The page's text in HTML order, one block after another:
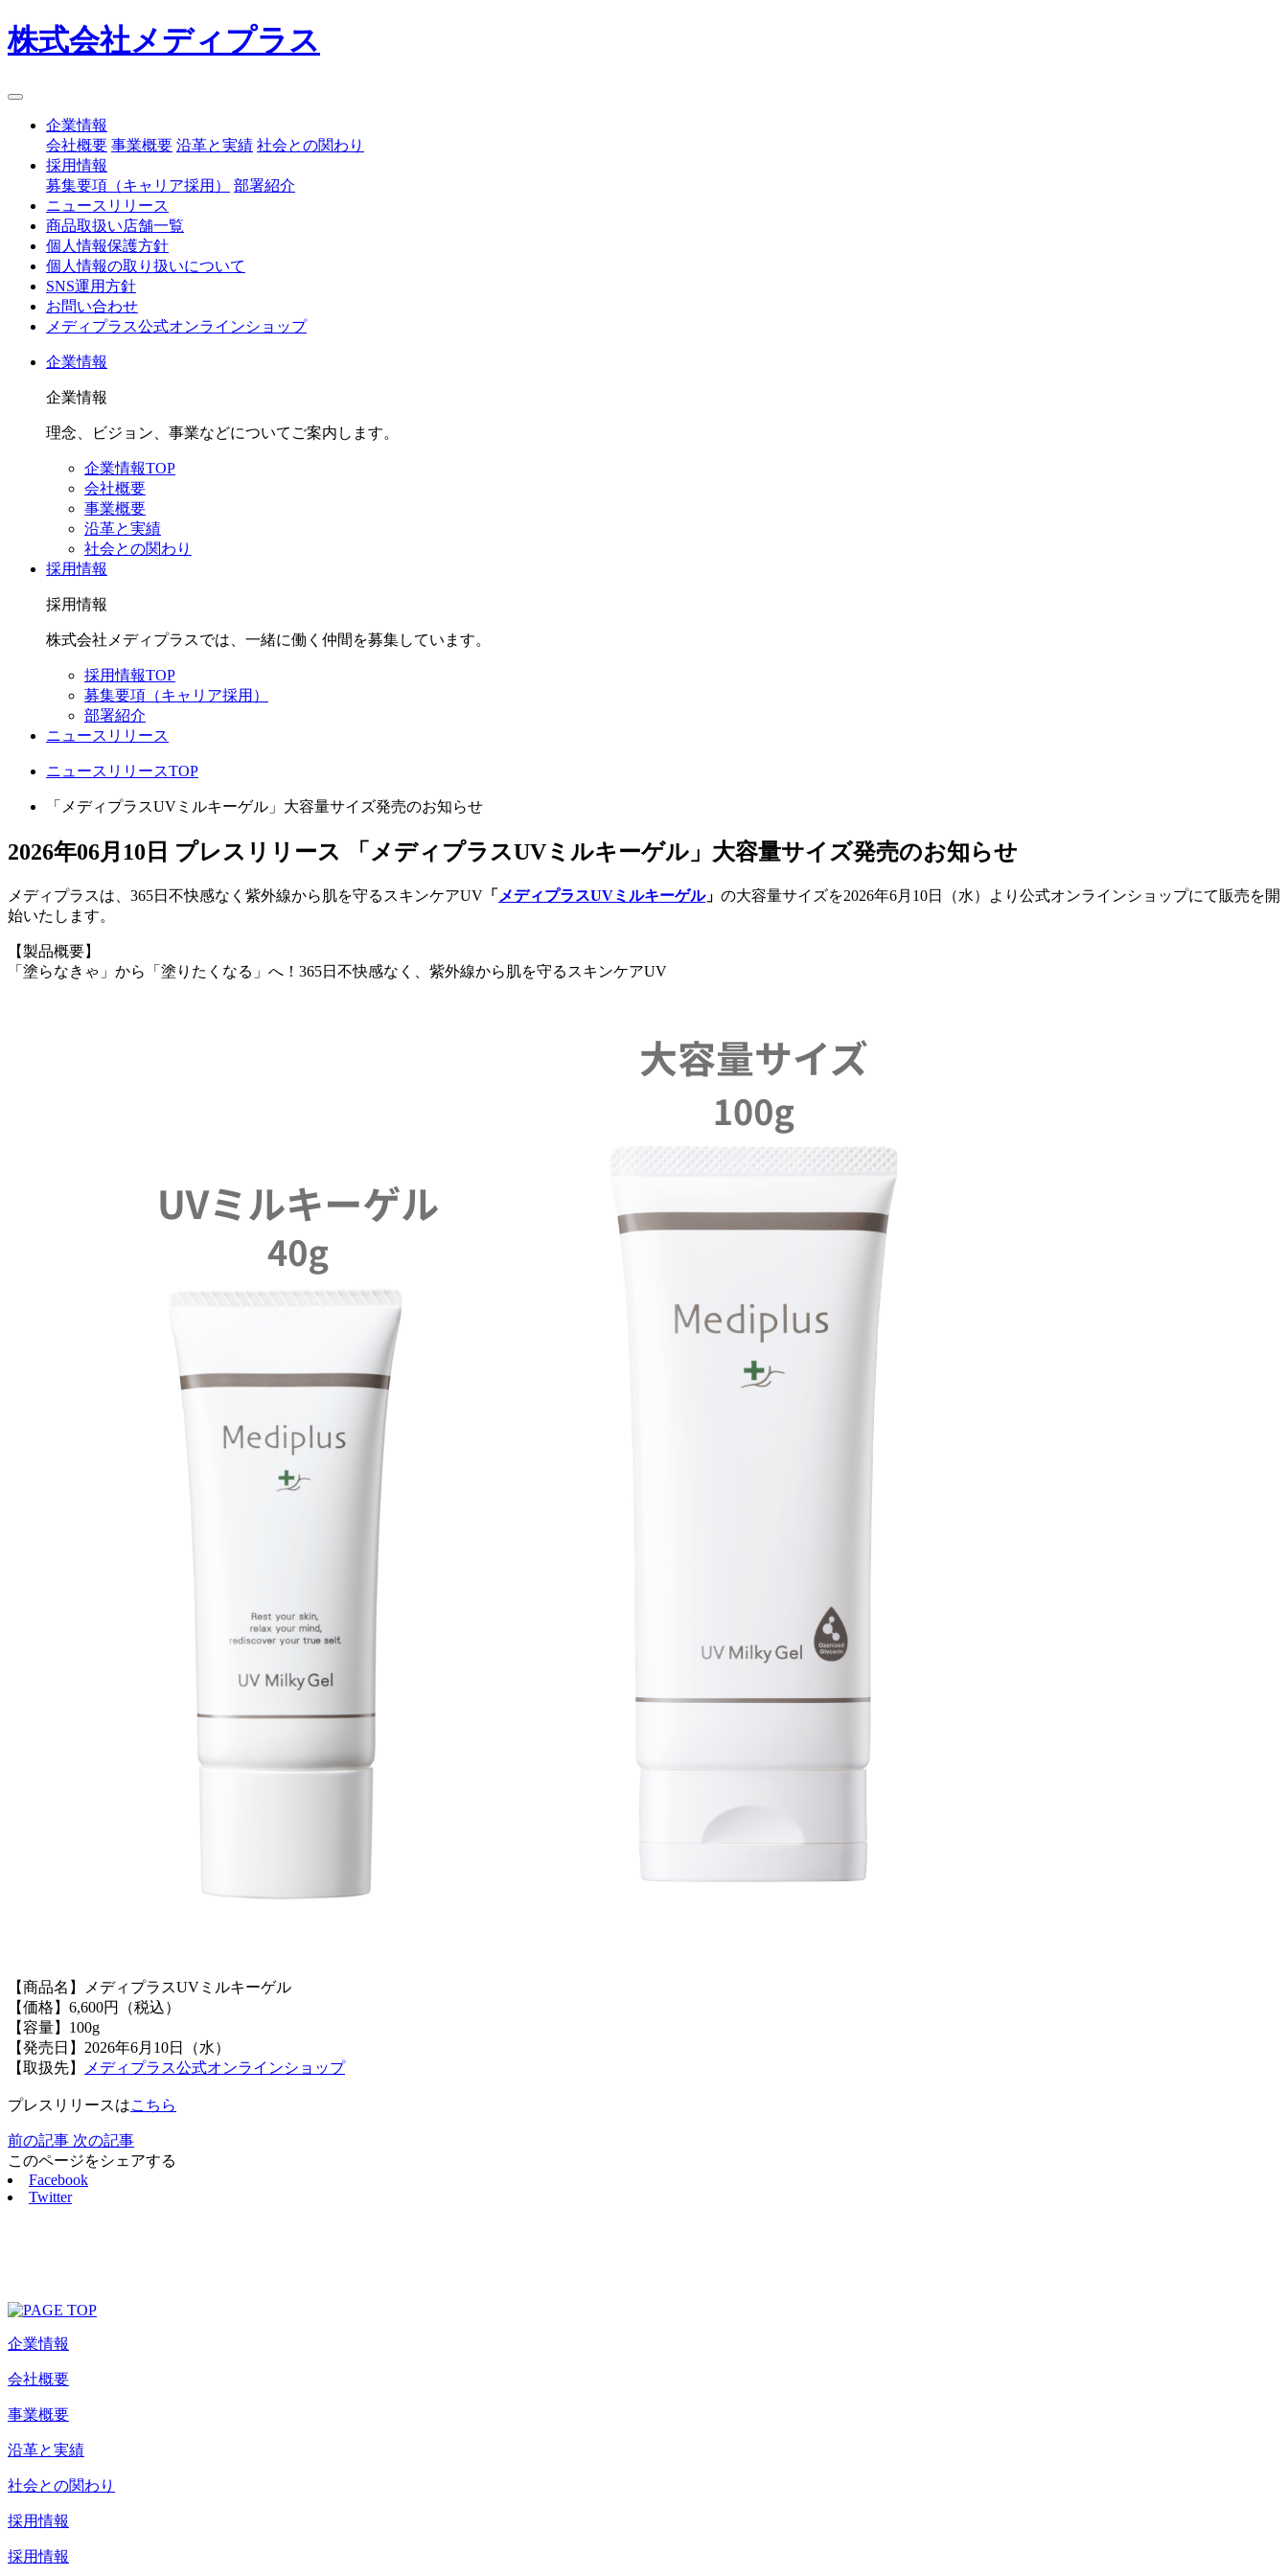
株式会社メディプラス
企業情報
会社概要 事業概要 沿革と実績 社会との関わり
採用情報
募集要項（キャリア採用）
部署紹介
ニュースリリース
商品取扱い店舗一覧
個人情報保護方針
個人情報の取り扱いについて
SNS運用方針
お問い合わせ
メディプラス公式オンラインショップ
企業情報
企業情報
理念、ビジョン、事業などについてご案内します。
企業情報TOP
会社概要
事業概要
沿革と実績
社会との関わり
採用情報
採用情報
株式会社メディプラスでは、一緒に働く仲間を募集しています。
採用情報TOP
募集要項（キャリア採用）
部署紹介
ニュースリリース
ニュースリリースTOP
「メディプラスUVミルキーゲル」大容量サイズ発売のお知らせ
2026年06月10日 プレスリリース 「メディプラスUVミルキーゲル」大容量サイズ発売のお知らせ
メディプラスは、365日不快感なく紫外線から肌を守るスキンケアUV 「 メディプラスUVミルキーゲル」 の大容量サイズを2026年6月10日（水）より公式オンラインショップにて販売を開
始いたします。
【製品概要】
「塗らなきゃ」から「塗りたくなる」へ！365日不快感なく、紫外線から肌を守るスキンケアUV
【商品名】メディプラスUVミルキーゲル
【価格】6,600円（税込）
【容量】100g
【発売日】2026年6月10日（水）
【取扱先】
メディプラス公式オンラインショップ
プレスリリースはこちら
前の記事 次の記事
このページをシェアする
Facebook
Twitter
企業情報
会社概要
事業概要
沿革と実績
社会との関わり
採用情報
採用情報